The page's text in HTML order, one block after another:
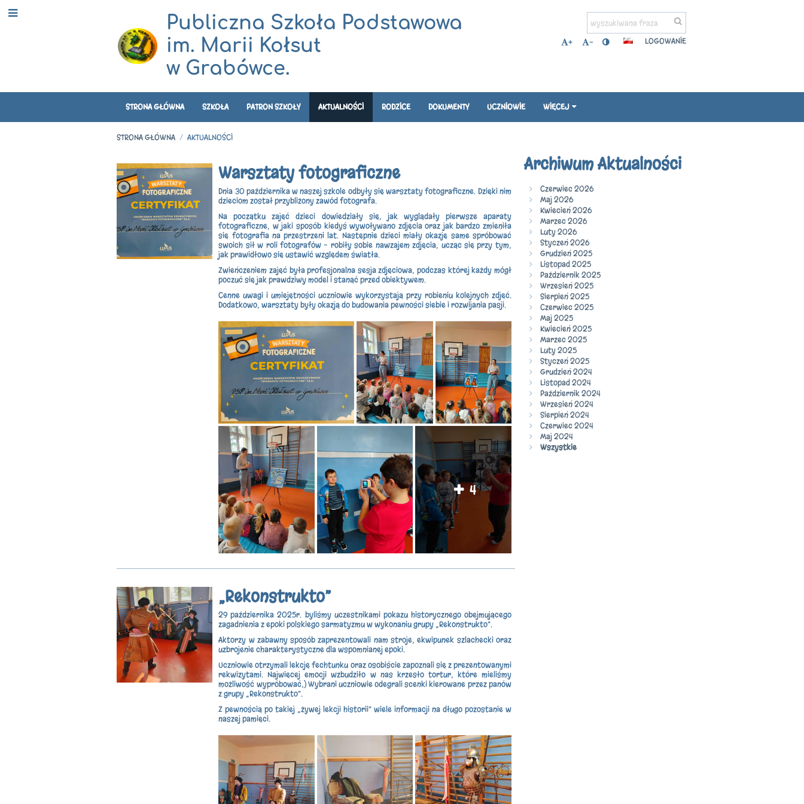
Publiczna Szkoła Podstawowa
im. Marii Kołsut
w Grabówce.
+ - LOGOWANIE
STRONA GŁÓWNA SZKOŁA PATRON SZKOŁY AKTUALNOŚCI RODZICE DOKUMENTY UCZNIOWIE WIĘCEJ
STRONA GŁÓWNA / AKTUALNOŚCI
Aktualności Warsztaty fotograficzne
Dnia 30 października w naszej szkole odbyły się warsztaty fotograficzne. Dzięki nim
dzieciom został przybliżony zawód fotografa.
Na początku zajęć dzieci dowiedziały się, jak wyglądały pierwsze aparaty
fotograficzne, w jaki sposób kiedyś wywoływano zdjęcia oraz jak bardzo zmieniła
się fotografia na przestrzeni lat. Następnie dzieci miały okazję same spróbować
swoich sił w roli fotografów – robiły sobie nawzajem zdjęcia, ucząc się przy tym,
jak prawidłowo się ustawić względem światła.
Zwieńczeniem zajęć była profesjonalna sesja zdjęciowa, podczas której każdy mógł
poczuć się jak prawdziwy model i stanąć przed obiektywem.
Cenne uwagi i umiejętności uczniowie wykorzystają przy robieniu kolejnych zdjęć.
Dodatkowo, warsztaty były okazją do budowania pewności siebie i rozwijania pasji.
4
„Rekonstrukto”
29 października 2025r. byliśmy uczestnikami pokazu historycznego obejmującego
zagadnienia z epoki polskiego sarmatyzmu w wykonaniu grupy „Rekonstrukto”.
Aktorzy w zabawny sposób zaprezentowali nam stroje, ekwipunek szlachecki oraz
uzbrojenie charakterystyczne dla wspomnianej epoki.
Uczniowie otrzymali lekcję fechtunku oraz osobiście zapoznali się z prezentowanymi
rekwizytami. Najwięcej emocji wzbudziło w nas krzesło tortur, które mieliśmy
możliwość wypróbować;) Wybrani uczniowie odegrali scenki kierowane przez panów
z grupy „Rekonstrukto”.
Z pewnością po takiej „żywej lekcji historii” wiele informacji na długo pozostanie w
naszej pamięci.
Archiwum Aktualności
Czerwiec 2026
Maj 2026
Kwiecień 2026
Marzec 2026
Luty 2026
Styczeń 2026
Grudzień 2025
Listopad 2025
Październik 2025
Wrzesień 2025
Sierpień 2025
Czerwiec 2025
Maj 2025
Kwiecień 2025
Marzec 2025
Luty 2025
Styczeń 2025
Grudzień 2024
Listopad 2024
Październik 2024
Wrzesień 2024
Sierpień 2024
Czerwiec 2024
Maj 2024
Wszystkie